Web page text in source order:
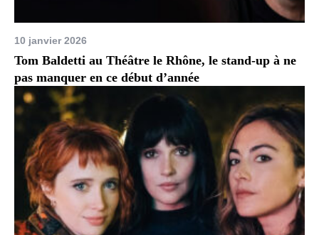
10 janvier 2026
Tom Baldetti au Théâtre le Rhône, le stand-up à ne
pas manquer en ce début d’année